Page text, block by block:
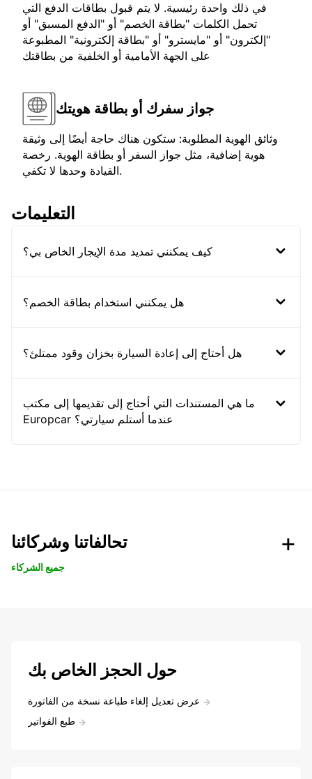
في ذلك واحدة رئيسية. لا يتم قبول بطاقات الدفع التي
تحمل الكلمات "بطاقة الخصم" أو "الدفع المسبق" أو
"إلكترون" أو "مايسترو" أو "بطاقة إلكترونية" المطبوعة
على الجهة الأمامية أو الخلفية من بطاقتك
جواز سفرك أو بطاقة هويتك
وثائق الهوية المطلوبة: ستكون هناك حاجة أيضًا إلى وثيقة
هوية إضافية، مثل جواز السفر أو بطاقة الهوية. رخصة
القيادة وحدها لا تكفي.
التعليمات
كيف يمكنني تمديد مدة الإيجار الخاص بي؟
هل يمكنني استخدام بطاقة الخصم؟
هل أحتاج إلى إعادة السيارة بخزان وقود ممتلئ؟
ما هي المستندات التي أحتاج إلى تقديمها إلى مكتب
Europcar عندما أستلم سيارتي؟
تحالفاتنا وشركائنا
جميع الشركاء
حول الحجز الخاص بك
عرض تعديل إلغاء طباعة نسخة من الفاتورة
طبع الفواتير